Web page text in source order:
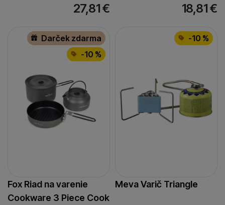
27,81€ 18,81€
Darček zdarma
-10 %
Fox Riad na varenie
Cookware 3 Piece Cook
-10 %
Meva Varič Triangle